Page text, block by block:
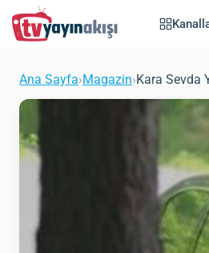
Ana Sayfa›Magazin›Kara Sevda